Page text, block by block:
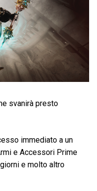
svanirà presto
immediato a un
e Accessori Prime
e molto altro